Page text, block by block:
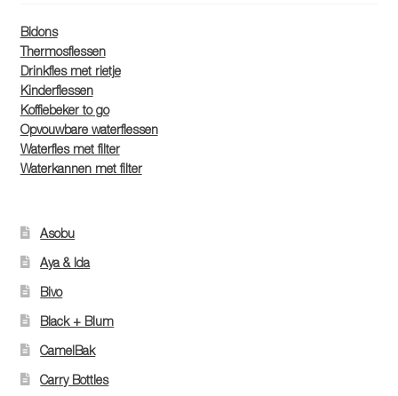
Bidons
Thermosflessen
Drinkfles met rietje
Kinderflessen
Koffiebeker to go
Opvouwbare waterflessen
Waterfles met filter
Waterkannen met filter
Asobu
Aya & Ida
Bivo
Black + Blum
CamelBak
Carry Bottles